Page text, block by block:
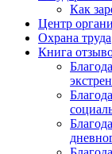
Как
Центр
Охрана труда
Книга